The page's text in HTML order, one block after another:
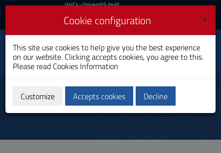
Skip
Content
to
Go
UniCa
Login
UniCa- Università degli
Login UniCA News
Toggle
navigation
Neuropsychobiology
Master's Degree
Quality
×
Cookie configuration
This site use cookies to help give you the best experience
on our website. Clicking accepts cookies, you agree to this.
Please read Cookies Information
Customize Accepts cookies Decline